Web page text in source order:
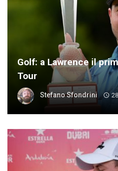
Golf: a Lawrence il
Tour
Stefano Sfondrini